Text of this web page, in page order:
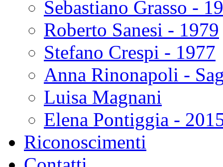
Sebastiano Grasso -
Roberto Sanesi - 1979
Stefano Crespi - 1977
Anna Rinonapoli -
Luisa Magnani
Elena Pontiggia -
Riconoscimenti